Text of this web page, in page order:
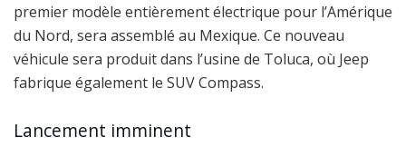
premier modèle entièrement électrique pour l’Amérique
du Nord, sera assemblé au Mexique. Ce nouveau
véhicule sera produit dans l’usine de Toluca, où Jeep
fabrique également le SUV Compass.
Lancement imminent